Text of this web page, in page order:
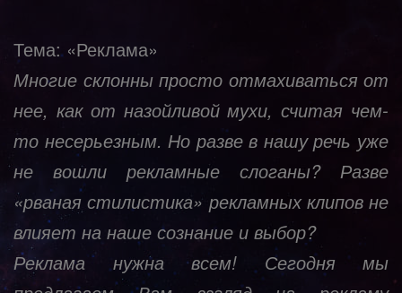
Тема: «Реклама»
Многие склонны просто отмахиваться от
нее, как от назойливой мухи, считая чем-
то несерьезным. Но разве в нашу речь уже
не вошли рекламные слоганы? Разве
«рваная стилистика» рекламных клипов не
влияет на наше сознание и выбор?
Реклама нужна всем! Сегодня мы